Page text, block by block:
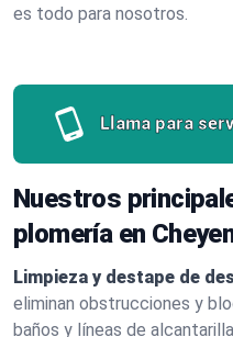
es todo para nosotros.
Llama para
Nuestros
plomería en
Limpieza y destape de
eliminan obstrucciones y
baños y líneas de